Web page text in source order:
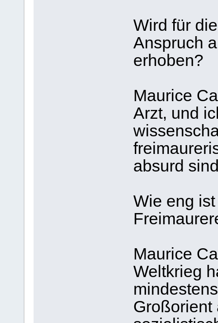
Wird für
Anspruch
erhoben?
Maurice
Arzt, und
absurd
Wie eng
Maurice
Weltkrieg
Großorient